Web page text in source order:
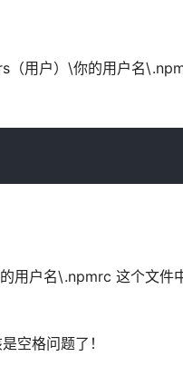
（用户）\你的用户名
用户名\.npmrc 这个文件
空格问题了！